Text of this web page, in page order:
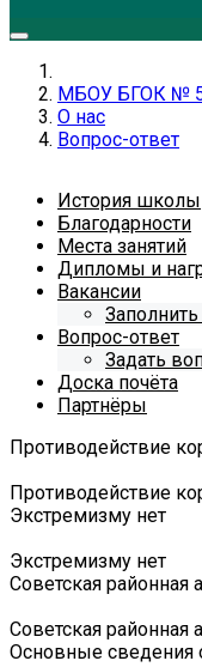
МБОУ БГОК №
О нас
Вопрос-ответ
История школы
Благодарности
Места занятий
Дипломы и
Вакансии
Заполнить
Вопрос-ответ
Задать
Доска почёта
Партнёры
Противодействие
Противодействие
Экстремизму нет
Экстремизму нет
Советская районная
Советская районная
Основные сведения